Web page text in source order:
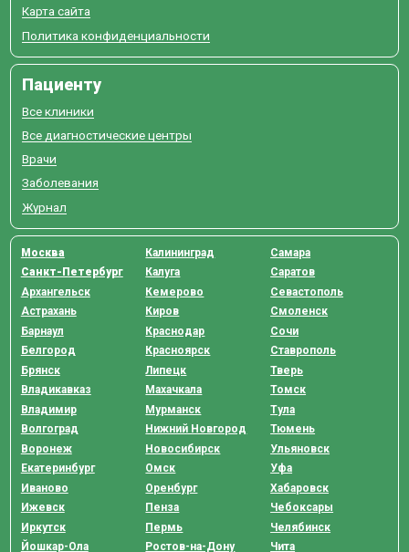
Карта сайта
Политика конфиденциальности
Пациенту
Все клиники
Все диагностические центры
Врачи
Заболевания
Журнал
Москва
Санкт-Петербург
Архангельск
Астрахань
Барнаул
Белгород
Брянск
Владикавказ
Владимир
Волгоград
Воронеж
Екатеринбург
Иваново
Ижевск
Иркутск
Йошкар-Ола
Калининград
Калуга
Кемерово
Киров
Краснодар
Красноярск
Липецк
Махачкала
Мурманск
Нижний Новгород
Новосибирск
Омск
Оренбург
Пенза
Пермь
Ростов-на-Дону
Самара
Саратов
Севастополь
Смоленск
Сочи
Ставрополь
Тверь
Томск
Тула
Тюмень
Ульяновск
Уфа
Хабаровск
Чебоксары
Челябинск
Чита